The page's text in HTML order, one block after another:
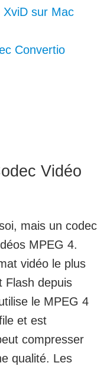
sur Mac
Convertio
Vidéo
mais un codec
MPEG 4.
vidéo le plus
Flash depuis
le MPEG 4
et est
compresser
qualité. Les